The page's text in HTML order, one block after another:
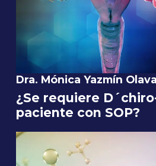
Dra. Mónica Yazmín
¿Se requiere
paciente con SOP?